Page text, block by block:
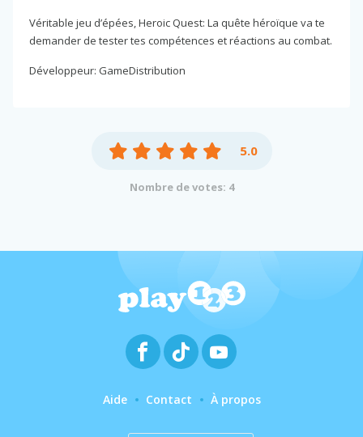
Véritable jeu d’épées, Heroic Quest: La quête héroïque va te
demander de tester tes compétences et réactions au combat.
Développeur: GameDistribution
5.0
Nombre de votes: 4
Aide Contact À propos